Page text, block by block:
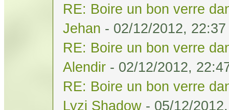
RE: Boire un bon verre
Jehan - 02/12/2012, 22:37
RE: Boire un bon verre
Alendir - 02/12/2012,
RE: Boire un bon verre
Lyzi Shadow - 05/12/